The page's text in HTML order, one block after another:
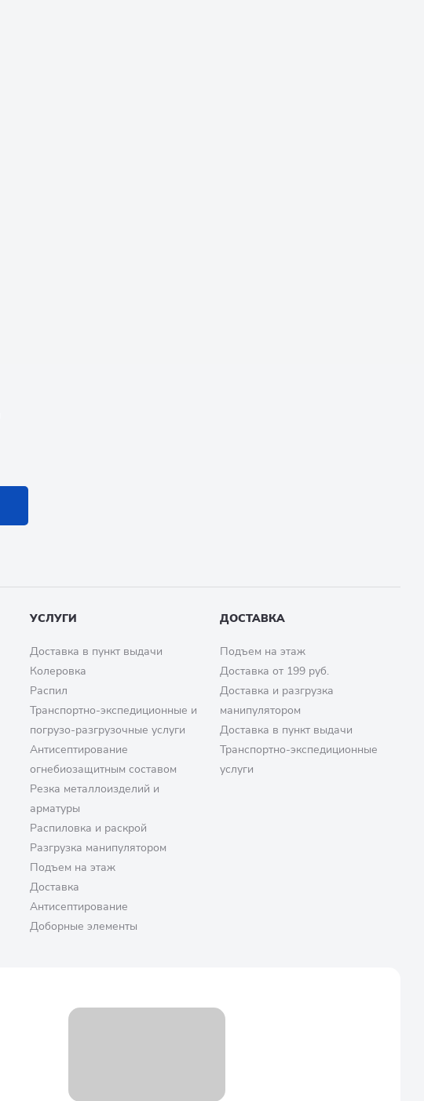
УСЛУГИ
Доставка в пункт выдачи
Колеровка
Распил
Транспортно-экспедиционные и
погрузо-разгрузочные услуги
Антисептирование
огнебиозащитным составом
Резка металлоизделий и
арматуры
Распиловка и раскрой
Разгрузка манипулятором
Подъем на этаж
Доставка
Антисептирование
Доборные элементы
ДОСТАВКА
Подъем на этаж
Доставка от 199 руб.
Доставка и разгрузка
манипулятором
Доставка в пункт выдачи
Транспортно-экспедиционные
услуги